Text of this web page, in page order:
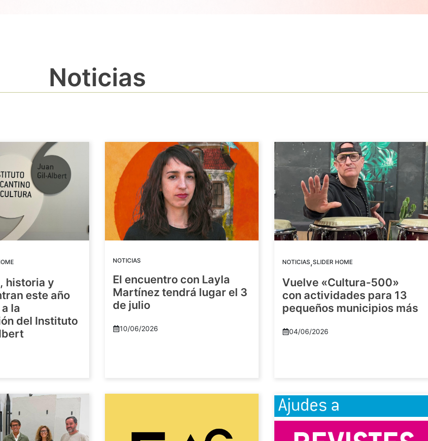
Noticias
historia y
este año
la
del Instituto
NOTICIAS
El encuentro con Layla
Martínez tendrá lugar el 3
de julio
10/06/2026
NOTICIAS,SLIDER HOME
Vuelve «Cultura-500»
con actividades para 13
pequeños municipios más
04/06/2026